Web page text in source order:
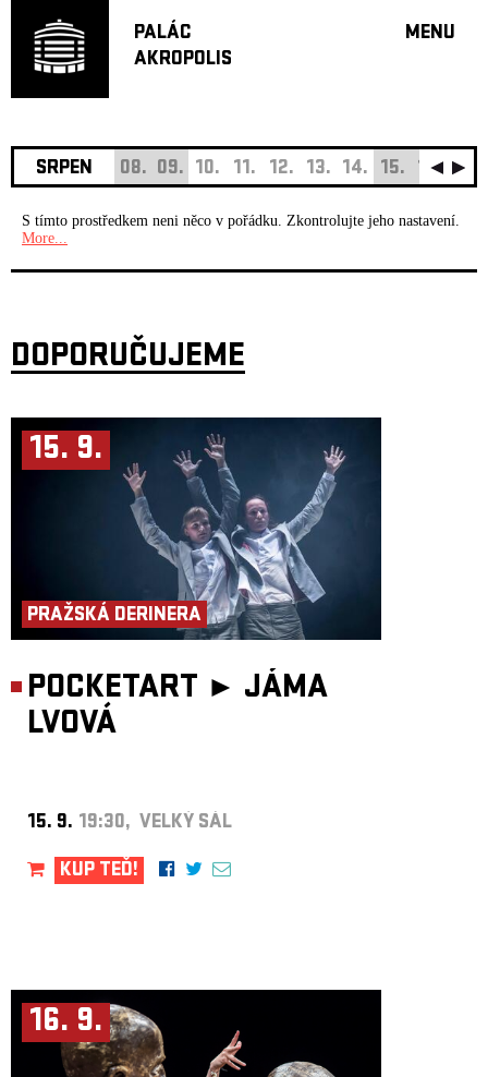
PALÁC
AKROPOLIS
MENU
JAZZ
DIVADLO
SRPEN 08. 09. 10. 11. 12. 13. 14. 15. 16. 17.
S tímto prostředkem neni něco v pořádku. Zkontrolujte jeho nastavení.
More...
DOPORUČUJEME
15. 9.
PRAŽSKÁ DERINERA
POCKETART ► JÁMA
LVOVÁ
15. 9. 19:30, VELKÝ SÁL
KUP TEĎ!
16. 9.